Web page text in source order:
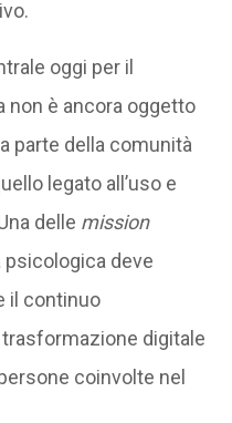
oggi per il
non è ancora oggetto
parte della comunità
legato all’uso e
delle mission
deve
il continuo
digitale
coinvolte nel